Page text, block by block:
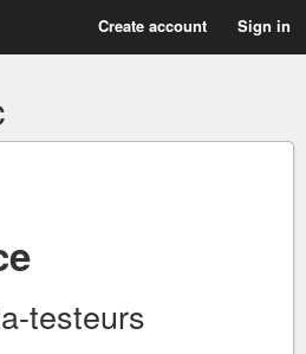
Create account Sign in
testeurs